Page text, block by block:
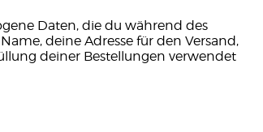
Daten, die du während des
deine Adresse für den Versand,
deiner Bestellungen verwendet